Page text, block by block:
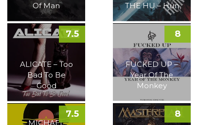
Of Man THE HU – Hun
ALICATE – Too
Bad To Be
Good
7.5
FUCKED UP –
Year Of The
Monkey
8
MICHAEL
7.5 8